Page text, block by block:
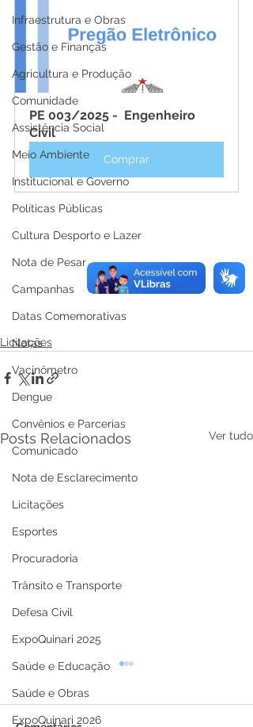
Infraestrutura e Obras
Gestão e Finanças
Agricultura e Produção
Comunidade
Assistência Social
Meio Ambiente
Institucional e Governo
Políticas Públicas
Cultura Desporto e Lazer
Nota de Pesar
Campanhas
Datas Comemorativas
Notas
Vacinômetro
Dengue
Convênios e Parcerias
Comunicado
Nota de Esclarecimento
Licitações
Esportes
Procuradoria
Trânsito e Transporte
Defesa Civil
ExpoQuinari 2025
Saúde e Educação
Saúde e Obras
ExpoQuinari 2026
PE 003/2025 -  Engenheiro
Civil
Comprar
Licitações
Posts Relacionados Ver tudo